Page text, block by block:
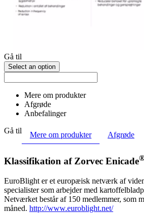
Gå til
Select an option
Mere om produkter
Afgrøde
Anbefalinger
Gå til
Mere om produkter Afgrøde
Klassifikation af Zorvec Enicade
EuroBlight er et europæisk netværk af
specialister som arbejder med
Netværket består af 150 medlemmer, som
måned. http://www.euroblight.net/